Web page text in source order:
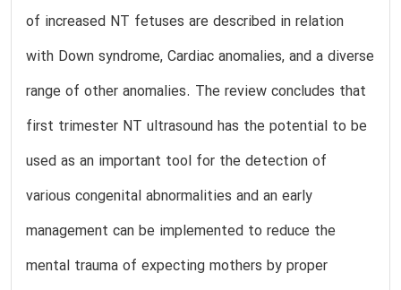
of increased NT fetuses are described in relation
with Down syndrome, Cardiac anomalies, and a diverse
range of other anomalies. The review concludes that
first trimester NT ultrasound has the potential to be
used as an important tool for the detection of
various congenital abnormalities and an early
management can be implemented to reduce the
mental trauma of expecting mothers by proper